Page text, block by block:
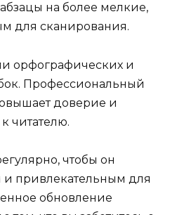
на более мелкие,
для сканирования.
орфографических и
Профессиональный
доверие и
читателю.
чтобы он
и привлекательным для
обновление